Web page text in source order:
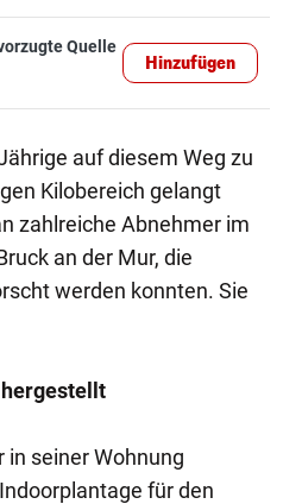
Quelle
Hinzufügen
auf diesem Weg zu
Kilobereich gelangt
zahlreiche Abnehmer im
an der Mur, die
werden konnten. Sie
hergestellt
seiner Wohnung
für den